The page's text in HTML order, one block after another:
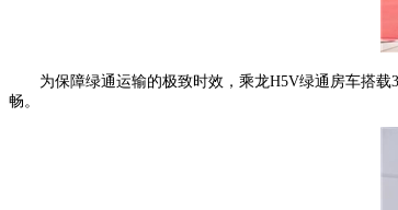
为保障绿通运输的极致时效，乘龙H5V绿通房车搭
畅。